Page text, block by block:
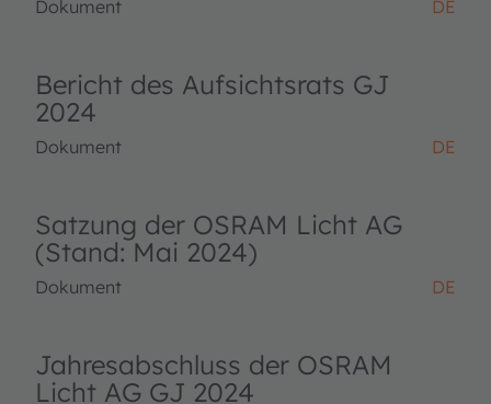
Dokument DE
Bericht des Aufsichtsrats GJ
2024
Dokument DE
Satzung der OSRAM Licht AG
(Stand: Mai 2024)
Dokument DE
Jahresabschluss der OSRAM
Licht AG GJ 2024